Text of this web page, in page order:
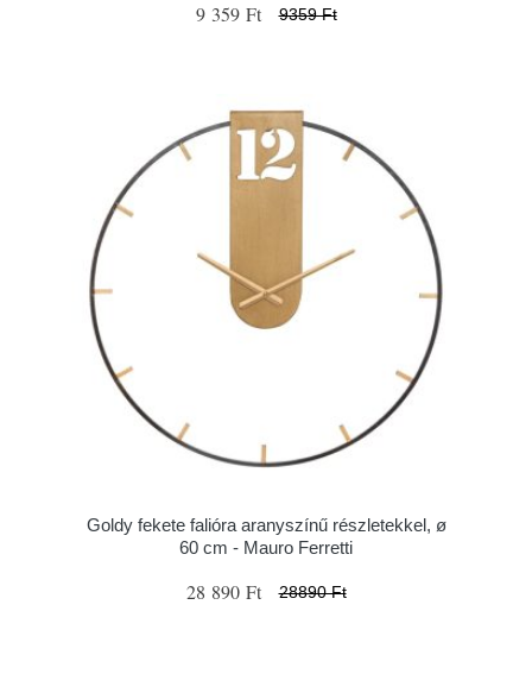
9 359 Ft 9359 Ft
Goldy fekete falióra aranyszínű részletekkel, ø
60 cm - Mauro Ferretti
28 890 Ft 28890 Ft